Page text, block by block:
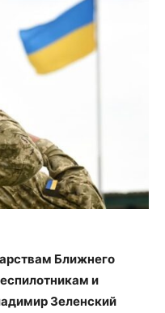
Ближнего
и
Зеленский